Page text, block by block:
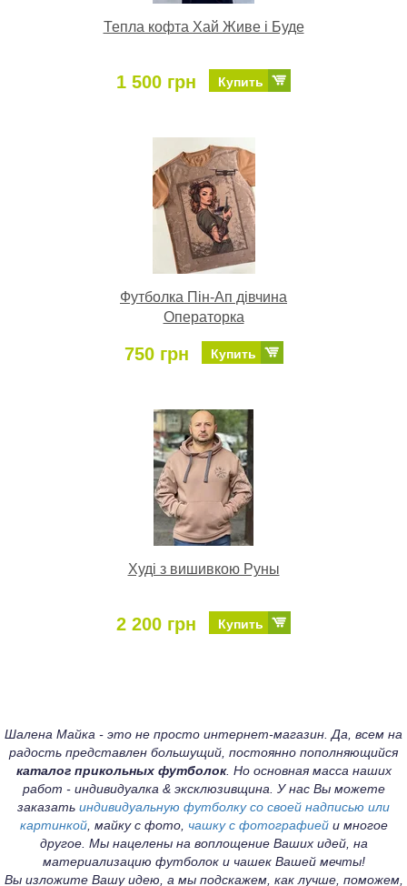
Тепла кофта Хай Живе і Буде
1 500 грн Купить
Футболка Пін-Ап дівчина
Операторка
750 грн Купить
Худі з вишивкою Руны
2 200 грн Купить
Шалена Майка - это не просто интернет-магазин. Да, всем на
радость представлен большущий, постоянно пополняющийся
каталог прикольных футболок. Но основная масса наших
работ - индивидуалка & эксклюзивщина. У нас Вы можете
заказать индивидуальную футболку со своей надписью или
картинкой, майку с фото, чашку с фотографиейи многое
другое. Мы нацелены на воплощение Ваших идей, на
материализацию футболок и чашек Вашей мечты!
Вы изложите Вашу идею, а мы подскажем, как лучше, поможем,